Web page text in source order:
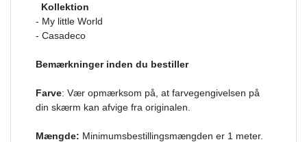
Kollektion
- My little World
- Casadeco
Bemærkninger inden du bestiller
Farve: Vær opmærksom på, at farvegengivelsen på
din skærm kan afvige fra originalen.
Mængde: Minimumsbestillingsmængden er 1 meter.